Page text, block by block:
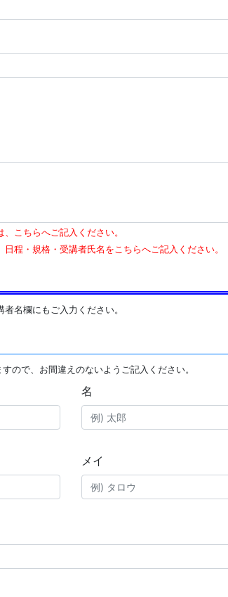
こちらへご記入ください。
程・規格・受講者氏名をこちらへご記入ください。
名欄にもご入力ください。
ので、お間違えのないようご記入ください。
名
メイ